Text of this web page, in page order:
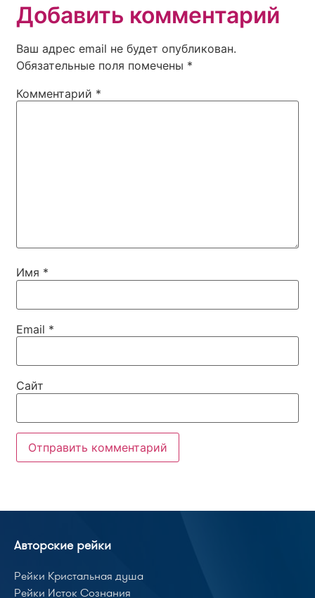
Добавить комментарий
Ваш адрес email не будет опубликован.
Обязательные поля помечены *
Комментарий *
Имя *
Email *
Сайт
Авторские рейки
Рейки Кристальная душа
Рейки Исток Сознания